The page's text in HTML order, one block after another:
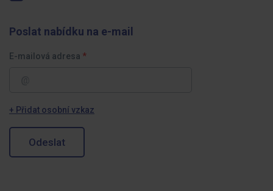
Poslat nabídku na e-mail
E-mailová adresa
+ Přidat osobní vzkaz
Odeslat